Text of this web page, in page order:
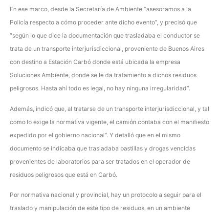
En ese marco, desde la Secretaría de Ambiente “asesoramos a la
Policía respecto a cómo proceder ante dicho evento”, y precisó que
“según lo que dice la documentación que trasladaba el conductor se
trata de un transporte interjurisdiccional, proveniente de Buenos Aires
con destino a Estación Carbó donde está ubicada la empresa
Soluciones Ambiente, donde se le da tratamiento a dichos residuos
peligrosos. Hasta ahí todo es legal, no hay ninguna irregularidad”.
Además, indicó que, al tratarse de un transporte interjurisdiccional, y tal
como lo exige la normativa vigente, el camión contaba con el manifiesto
expedido por el gobierno nacional”. Y detalló que en el mismo
documento se indicaba que trasladaba pastillas y drogas vencidas
provenientes de laboratorios para ser tratados en el operador de
residuos peligrosos que está en Carbó.
Por normativa nacional y provincial, hay un protocolo a seguir para el
traslado y manipulación de este tipo de residuos, en un ambiente